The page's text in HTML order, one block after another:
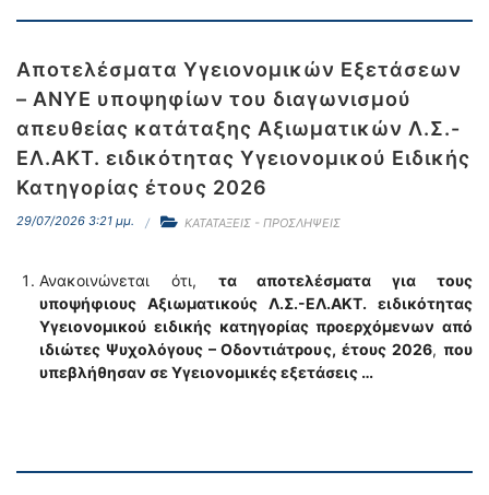
Αποτελέσματα Υγειονομικών Εξετάσεων
– ΑΝΥΕ υποψηφίων του διαγωνισμού
απευθείας κατάταξης Αξιωματικών Λ.Σ.-
ΕΛ.ΑΚΤ. ειδικότητας Υγειονομικού Ειδικής
Κατηγορίας έτους 2026
29/07/2026 3:21 μμ. ΚΑΤΑΤΑΞΕΙΣ - ΠΡΟΣΛΗΨΕΙΣ
Ανακοινώνεται ότι, τα αποτελέσματα για τους
υποψήφιους Αξιωματικούς Λ.Σ.-ΕΛ.ΑΚΤ. ειδικότητας
Υγειονομικού ειδικής κατηγορίας προερχόμενων από
ιδιώτες Ψυχολόγους – Οδοντιάτρους, έτους 2026,που
υπεβλήθησαν σε Υγειονομικές εξετάσεις …